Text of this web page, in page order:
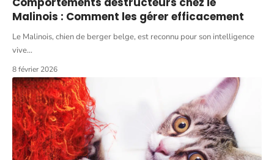
Malinois : Comment les gérer efficacement
Le Malinois, chien de berger belge, est reconnu pour son intelligence
vive…
8 février 2026